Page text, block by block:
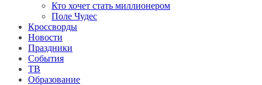
Кто хочет стать миллионером
Поле Чудес
Кроссворды
Новости
Праздники
События
ТВ
Образование